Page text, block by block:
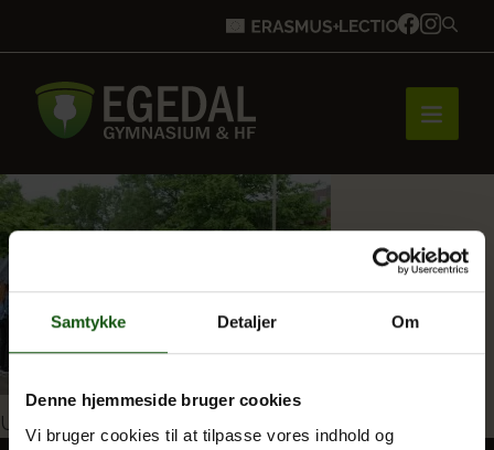
Samtykke Detaljer Om
Denne hjemmeside bruger cookies
Vi bruger cookies til at tilpasse vores indhold og
Forside
Bliv elev
Indlægsnavigation
Udgivet i